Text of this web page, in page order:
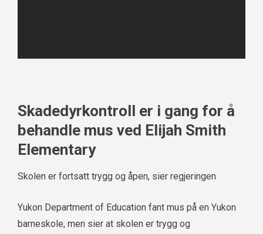
Skadedyrkontroll er i gang for å
behandle mus ved Elijah Smith
Elementary
Skolen er fortsatt trygg og åpen, sier regjeringen
Yukon Department of Education fant mus på en Yukon
barneskole, men sier at skolen er trygg og